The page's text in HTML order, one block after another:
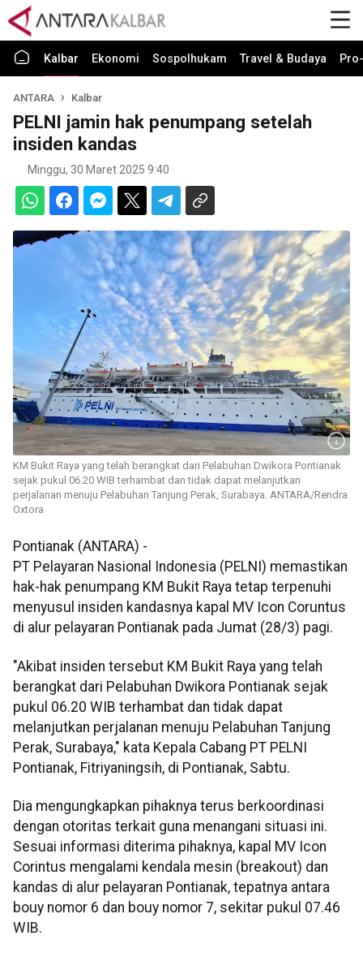
Kalbar Ekonomi Sospolhukam Travel & Budaya
ANTARA Kalbar
PELNI jamin hak penumpang setelah
insiden kandas
Minggu, 30 Maret 2025 9:40
KM Bukit Raya yang telah berangkat dari Pelabuhan Dwikora Pontianak
sejak pukul 06.20 WIB terhambat dan tidak dapat melanjutkan
perjalanan menuju Pelabuhan Tanjung Perak, Surabaya. ANTARA/Rendra
Oxtora
Pontianak (ANTARA) -
PT Pelayaran Nasional Indonesia (PELNI) memastikan
hak-hak penumpang KM Bukit Raya tetap terpenuhi
menyusul insiden kandasnya kapal MV Icon Coruntus
di alur pelayaran Pontianak pada Jumat (28/3) pagi.
"Akibat insiden tersebut KM Bukit Raya yang telah
berangkat dari Pelabuhan Dwikora Pontianak sejak
pukul 06.20 WIB terhambat dan tidak dapat
melanjutkan perjalanan menuju Pelabuhan Tanjung
Perak, Surabaya," kata Kepala Cabang PT PELNI
Pontianak, Fitriyaningsih, di Pontianak, Sabtu.
Dia mengungkapkan pihaknya terus berkoordinasi
dengan otoritas terkait guna menangani situasi ini.
Sesuai informasi diterima pihaknya, kapal MV Icon
Corintus mengalami kendala mesin (breakout) dan
kandas di alur pelayaran Pontianak, tepatnya antara
bouy nomor 6 dan bouy nomor 7, sekitar pukul 07.46
WIB.